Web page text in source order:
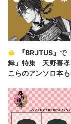
『BRUTUS』で
舞」特集 天野喜孝
こらのアンソロ本も